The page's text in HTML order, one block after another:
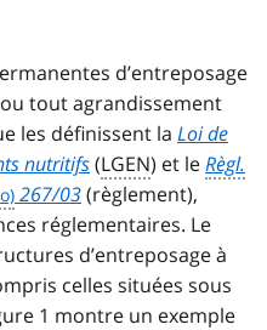
d’entreposage
tout agrandissement
les définissent la Loi de
nutritifs(LGEN) et leRègl.
267/03(règlement),
réglementaires. Le
d’entreposage à
celles situées sous
1 montre un exemple